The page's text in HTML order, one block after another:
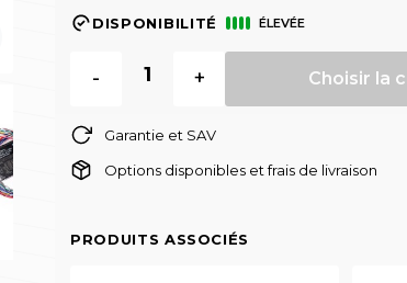
DISPONIBILITÉ ÉLEVÉE
- + Choisir la
Garantie et SAV
Options disponibles et frais de livraison
PRODUITS ASSOCIÉS